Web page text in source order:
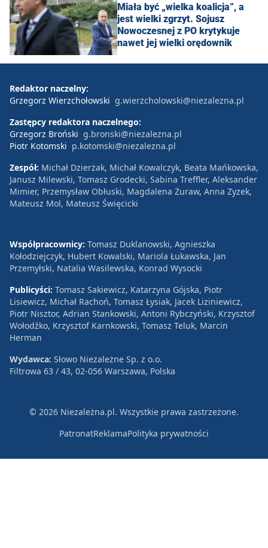
Miała być „wielka koalicja”, a
jest wielki zgrzyt. Sojusz
Nowoczesnej z PO krytykuje
nawet jej wielki orędownik
Redaktor naczelny:
Grzegorz Wierzchołowski g.wierzcholowski@niezalezna.pl
Zastępcy redaktora naczelnego:
Grzegorz Broński g.bronski@niezalezna.pl
Piotr Kotomski p.kotomski@niezalezna.pl
Zespół: Michał Dzierżak, Michał Kowalczyk, Beata Mańkowska,
Janusz Milewski, Tomasz Grodecki, Sabina Treffler, Aleksander
Mimier, Przemysław Obłuski, Magdalena Żuraw, Anna Zyzek,
Mateusz Mol, Mateusz Święcicki
Współpracownicy: Tomasz Duklanowski, Agnieszka
Kołodziejczyk, Hubert Kowalski, Mariola Łukawska, Jan
Przemyłski, Natalia Wasilewska, Konrad Wysocki
Publicyści: Tomasz Sakiewicz, Katarzyna Gójska, Piotr
Lisiewicz, Michał Rachoń, Tomasz Łysiak, Jacek Liziniewicz,
Piotr Nisztor, Adrian Stankowski, Antoni Rybczyński, Krzysztof
Wołodźko, Krzysztof Karnkowski, Tomasz Teluk, Marcin
Herman
Wydawca: Słowo Niezależne Sp. z o.o.
Filtrowa 63 / 43, 02-056 Warszawa, Polska
© 2026 Niezależna.pl. Wszystkie prawa zastrzeżone.
PatronatReklamaPolityka prywatności